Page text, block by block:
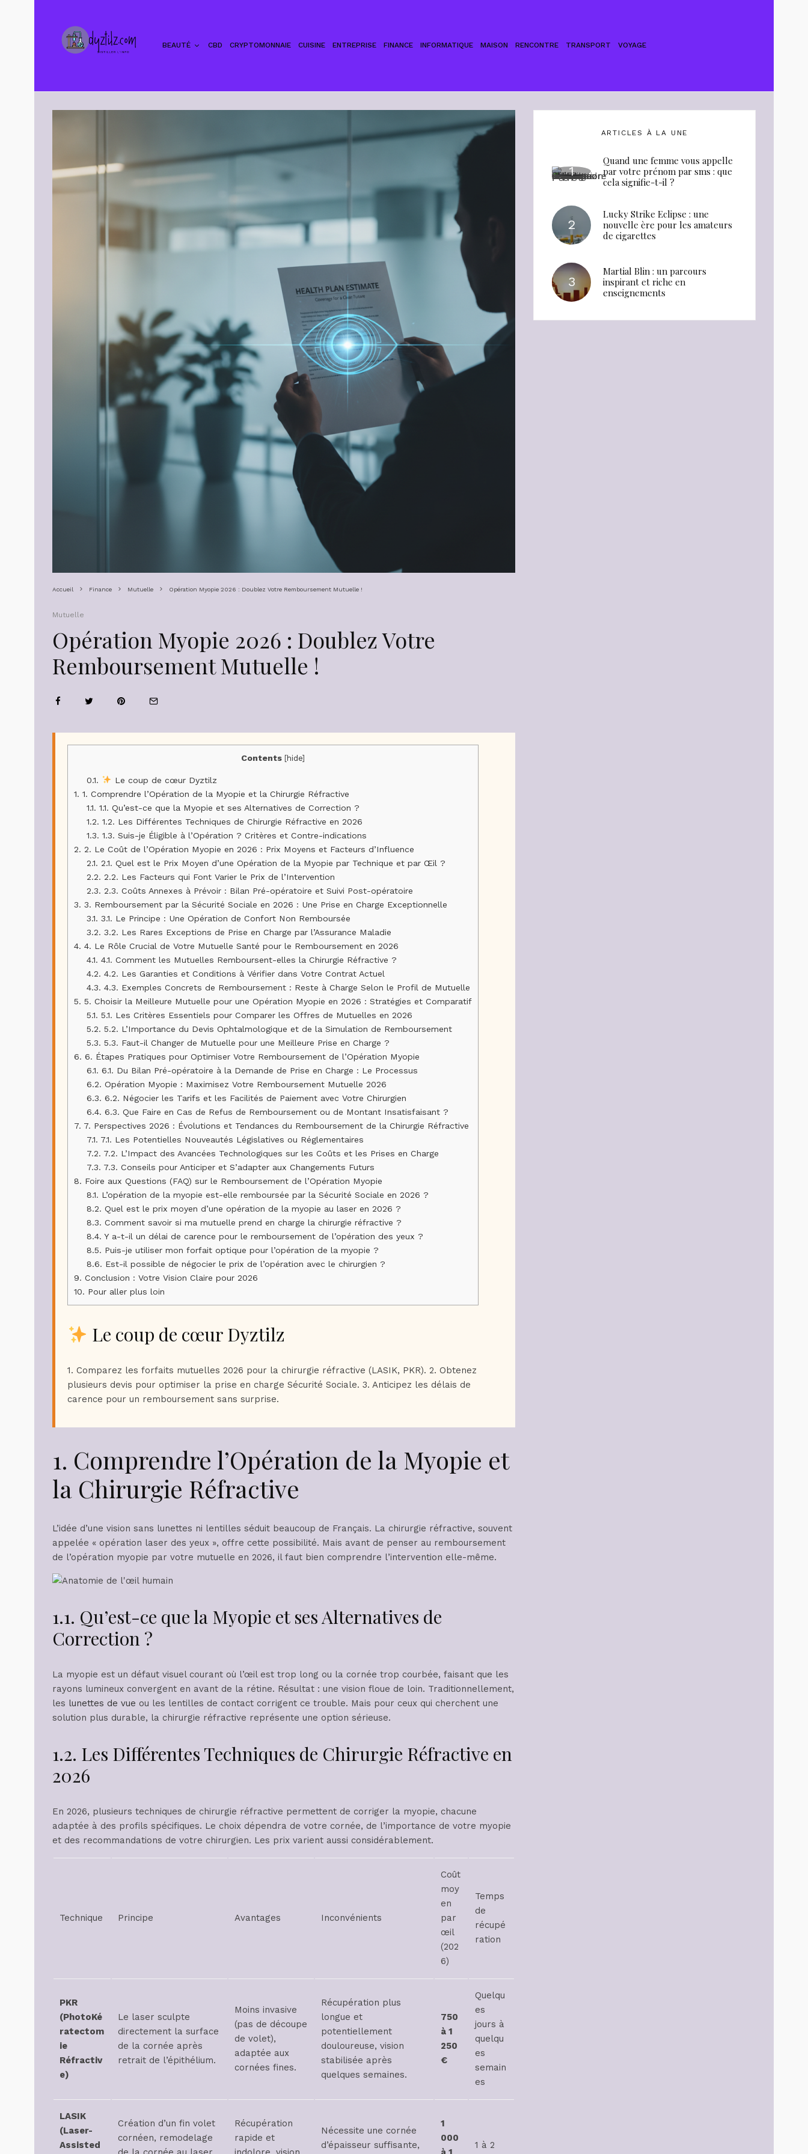
BEAUTÉ CBD CRYPTOMONNAIE CUISINE ENTREPRISE FINANCE INFORMATIQUE MAISON RENCONTRE TRANSPORT VOYAGE
Accueil Finance Mutuelle Opération Myopie 2026 : Doublez Votre Remboursement Mutuelle !
Mutuelle
Opération Myopie 2026 : Doublez Votre
Remboursement Mutuelle !
Contents [hide]
0.1.
Le coup de cœur Dyztilz
1. 1. Comprendre l’Opération de la Myopie et la Chirurgie Réfractive
1.1. 1.1. Qu’est-ce que la Myopie et ses Alternatives de Correction ?
1.2. 1.2. Les Différentes Techniques de Chirurgie Réfractive en 2026
1.3. 1.3. Suis-je Éligible à l’Opération ? Critères et Contre-indications
2. 2. Le Coût de l’Opération Myopie en 2026 : Prix Moyens et Facteurs d’Influence
2.1. 2.1. Quel est le Prix Moyen d’une Opération de la Myopie par Technique et par Œil ?
2.2. 2.2. Les Facteurs qui Font Varier le Prix de l’Intervention
2.3. 2.3. Coûts Annexes à Prévoir : Bilan Pré-opératoire et Suivi Post-opératoire
3. 3. Remboursement par la Sécurité Sociale en 2026 : Une Prise en Charge Exceptionnelle
3.1. 3.1. Le Principe : Une Opération de Confort Non Remboursée
3.2. 3.2. Les Rares Exceptions de Prise en Charge par l’Assurance Maladie
4. 4. Le Rôle Crucial de Votre Mutuelle Santé pour le Remboursement en 2026
4.1. 4.1. Comment les Mutuelles Remboursent-elles la Chirurgie Réfractive ?
4.2. 4.2. Les Garanties et Conditions à Vérifier dans Votre Contrat Actuel
4.3. 4.3. Exemples Concrets de Remboursement : Reste à Charge Selon le Profil de Mutuelle
5. 5. Choisir la Meilleure Mutuelle pour une Opération Myopie en 2026 : Stratégies et Comparatif
5.1. 5.1. Les Critères Essentiels pour Comparer les Offres de Mutuelles en 2026
5.2. 5.2. L’Importance du Devis Ophtalmologique et de la Simulation de Remboursement
5.3. 5.3. Faut-il Changer de Mutuelle pour une Meilleure Prise en Charge ?
6. 6. Étapes Pratiques pour Optimiser Votre Remboursement de l’Opération Myopie
6.1. 6.1. Du Bilan Pré-opératoire à la Demande de Prise en Charge : Le Processus
6.2. Opération Myopie : Maximisez Votre Remboursement Mutuelle 2026
6.3. 6.2. Négocier les Tarifs et les Facilités de Paiement avec Votre Chirurgien
6.4. 6.3. Que Faire en Cas de Refus de Remboursement ou de Montant Insatisfaisant ?
7. 7. Perspectives 2026 : Évolutions et Tendances du Remboursement de la Chirurgie Réfractive
7.1. 7.1. Les Potentielles Nouveautés Législatives ou Réglementaires
7.2. 7.2. L’Impact des Avancées Technologiques sur les Coûts et les Prises en Charge
7.3. 7.3. Conseils pour Anticiper et S’adapter aux Changements Futurs
8. Foire aux Questions (FAQ) sur le Remboursement de l’Opération Myopie
8.1. L’opération de la myopie est-elle remboursée par la Sécurité Sociale en 2026 ?
8.2. Quel est le prix moyen d’une opération de la myopie au laser en 2026 ?
8.3. Comment savoir si ma mutuelle prend en charge la chirurgie réfractive ?
8.4. Y a-t-il un délai de carence pour le remboursement de l’opération des yeux ?
8.5. Puis-je utiliser mon forfait optique pour l’opération de la myopie ?
8.6. Est-il possible de négocier le prix de l’opération avec le chirurgien ?
9. Conclusion : Votre Vision Claire pour 2026
10. Pour aller plus loin
Le coup de cœur Dyztilz
1. Comparez les forfaits mutuelles 2026 pour la chirurgie réfractive (LASIK, PKR). 2. Obtenez
plusieurs devis pour optimiser la prise en charge Sécurité Sociale. 3. Anticipez les délais de
carence pour un remboursement sans surprise.
1. Comprendre l’Opération de la Myopie et
la Chirurgie Réfractive
L’idée d’une vision sans lunettes ni lentilles séduit beaucoup de Français. La chirurgie réfractive, souvent
appelée « opération laser des yeux », offre cette possibilité. Mais avant de penser au remboursement
de l’opération myopie par votre mutuelle en 2026, il faut bien comprendre l’intervention elle-même.
1.1. Qu’est-ce que la Myopie et ses Alternatives de
Correction ?
La myopie est un défaut visuel courant où l’œil est trop long ou la cornée trop courbée, faisant que les
rayons lumineux convergent en avant de la rétine. Résultat : une vision floue de loin. Traditionnellement,
les lunettes de vue ou les lentilles de contact corrigent ce trouble. Mais pour ceux qui cherchent une
solution plus durable, la chirurgie réfractive représente une option sérieuse.
1.2. Les Différentes Techniques de Chirurgie Réfractive en
2026
En 2026, plusieurs techniques de chirurgie réfractive permettent de corriger la myopie, chacune
adaptée à des profils spécifiques. Le choix dépendra de votre cornée, de l’importance de votre myopie
et des recommandations de votre chirurgien. Les prix varient aussi considérablement.
Technique Principe Avantages Inconvénients
Coût
moy
en
par
œil
(202
6)
Temps
de
récupé
ration
PKR
(PhotoKé
ratectom
ie
Réfractiv
e)
Le laser sculpte
directement la surface
de la cornée après
retrait de l’épithélium.
Moins invasive
(pas de découpe
de volet),
adaptée aux
cornées fines.
Récupération plus
longue et
potentiellement
douloureuse, vision
stabilisée après
quelques semaines.
750
à 1
250
€
Quelqu
es
jours à
quelqu
es
semain
es
LASIK
(Laser-
Assisted
Création d’un fin volet
cornéen, remodelage
Récupération
rapide et
Nécessite une cornée
d’épaisseur suffisante,
1
000
1 à 2
ARTICLES À LA UNE
Quand une femme vous appelle
par votre prénom par sms : que
cela signifie-t-il ?
Lucky Strike Eclipse : une
nouvelle ère pour les amateurs
de cigarettes
Martial Blin : un parcours
inspirant et riche en
enseignements